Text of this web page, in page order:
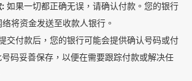
: 如果一切都正确无误，请确认付款。您的银行
将资金发送至收款人银行。
交付款后，您的银行可能会提供确认号码或付
码妥善保存，以便在需要跟踪付款或解决任